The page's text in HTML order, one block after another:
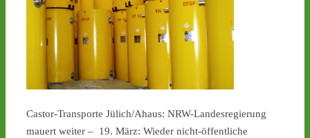
Castor-Transporte Jülich/Ahaus: NRW-Landesregierung
mauert weiter ‒ 19. März: Wieder nicht-öffentliche